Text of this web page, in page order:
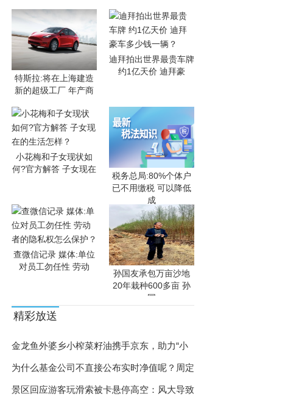
特斯拉:将在上海建造
新的超级工厂 年产商
迪拜拍出世界最贵车牌
约1亿天价 迪拜豪
小花梅和子女现状如
何?官方解答 子女现在
税务总局:80%个体户
已不用缴税 可以降低
成
查微信记录 媒体:单位
对员工勿任性 劳动
孙国友承包万亩沙地
20年栽种600多亩 孙
国
精彩放送
金龙鱼外婆乡小榨菜籽油携手京东，助力“小
为什么基金公司不直接公布实时净值呢？周定
景区回应游客玩滑索被卡悬停高空：风大导致